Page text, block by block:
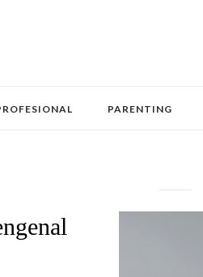
PARENTING